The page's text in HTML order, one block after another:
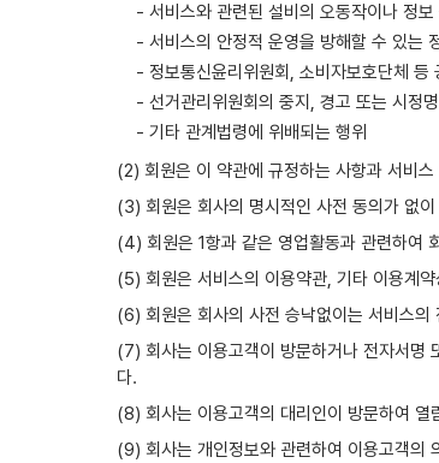
- 서비스와 관련된 설비의 오동작이나 정
- 서비스의 안정적 운영을 방해할 수 있는
- 정보통신윤리위원회, 소비자보호단체 등
- 선거관리위원회의 중지, 경고 또는 시정
- 기타 관계법령에 위배되는 행위
(2) 회원은 이 약관에 규정하는 사항과 서비
(3) 회원은 회사의 명시적인 사전 동의가 없
(4) 회원은 1항과 같은 영업활동과 관련하여
(5) 회원은 서비스의 이용약관, 기타 이용계
(6) 회원은 회사의 사전 승낙없이는 서비스
(7) 회사는 이용고객이 방문하거나 전자서명
다.
(8) 회사는 이용고객의 대리인이 방문하여 열
(9) 회사는 개인정보와 관련하여 이용고객의